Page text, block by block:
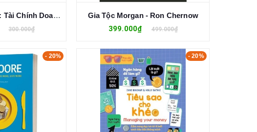
The Finance Book: Tài Chính Doanh Nghiệp - Si Hussain , Stuart Warner
300.000₫
Gia Tộc Morgan - Ron Chernow
399.000₫ 499.000₫
- 20% - 20%